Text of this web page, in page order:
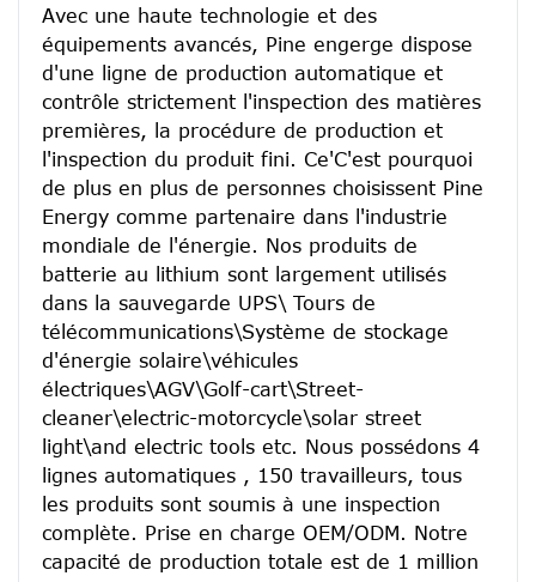
Avec une haute technologie et des
équipements avancés, Pine engerge dispose
d'une ligne de production automatique et
contrôle strictement l'inspection des matières
premières, la procédure de production et
l'inspection du produit fini. Ce'C'est pourquoi
de plus en plus de personnes choisissent Pine
Energy comme partenaire dans l'industrie
mondiale de l'énergie. Nos produits de
batterie au lithium sont largement utilisés
dans la sauvegarde UPS\ Tours de
télécommunications\Système de stockage
d'énergie solaire\véhicules
électriques\AGV\Golf-cart\Street-
cleaner\electric-motorcycle\solar street
light\and electric tools etc. Nous possédons 4
lignes automatiques , 150 travailleurs, tous
les produits sont soumis à une inspection
complète. Prise en charge OEM/ODM. Notre
capacité de production totale est de 1 million